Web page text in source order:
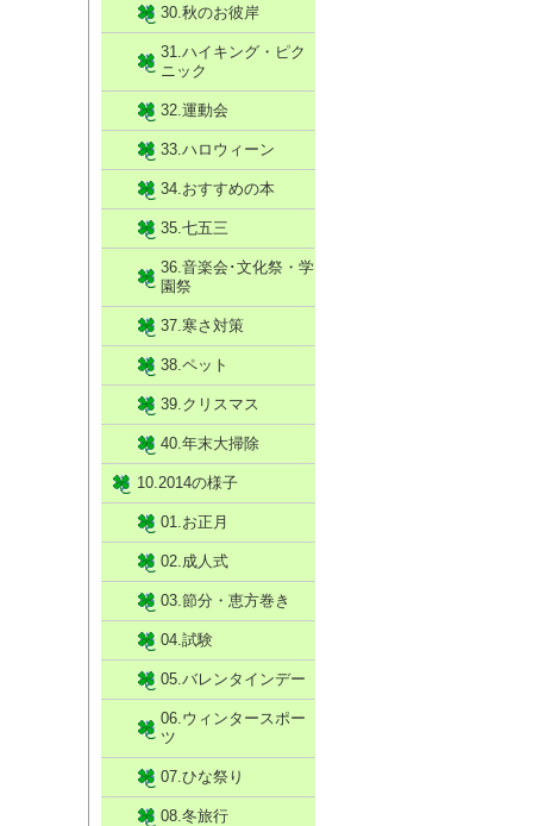
30.秋のお彼岸
31.ハイキング・ピク
ニック
32.運動会
33.ハロウィーン
34.おすすめの本
35.七五三
36.音楽会･文化祭・学
園祭
37.寒さ対策
38.ペット
39.クリスマス
40.年末大掃除
10.2014の様子
01.お正月
02.成人式
03.節分・恵方巻き
04.試験
05.バレンタインデー
06.ウィンタースポー
ツ
07.ひな祭り
08.冬旅行